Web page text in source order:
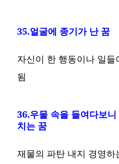
35.얼굴에 종기가 난 꿈
자신이 한 행동이나 일
됨
36.우물 속을 들여다보
치는 꿈
재물의 파탄 내지 경영하